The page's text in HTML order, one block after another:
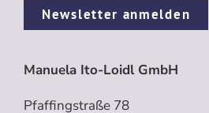
Newsletter anmelden
Manuela Ito-Loidl GmbH
Pfaffingstraße 78